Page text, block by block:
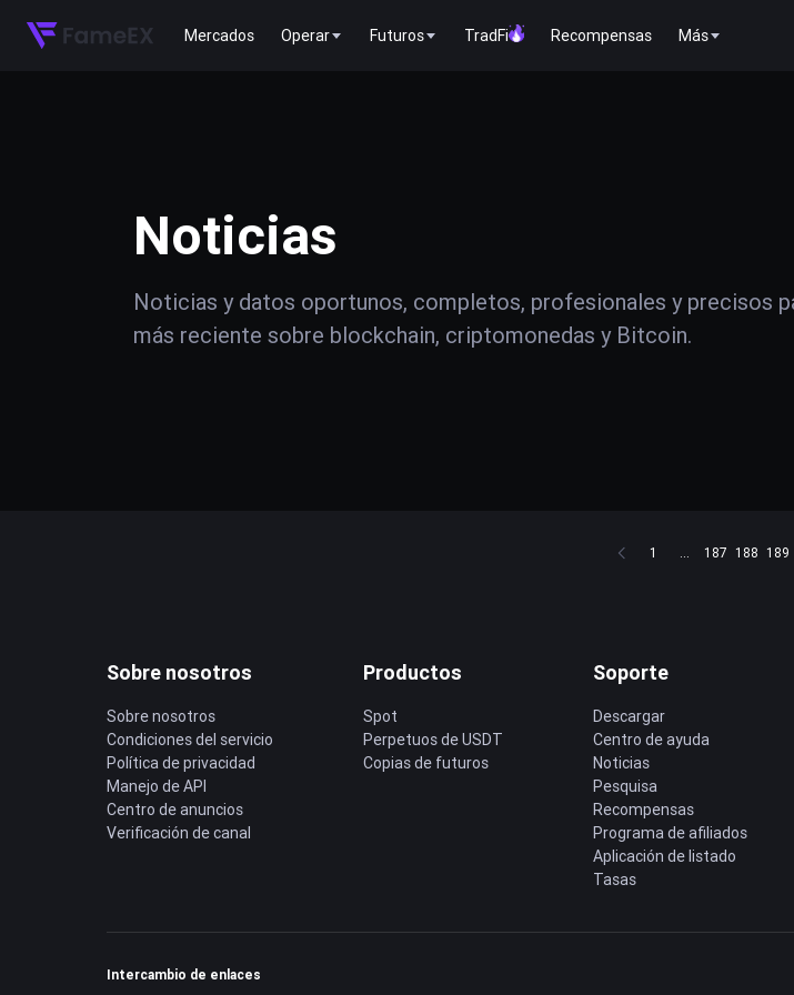
Mercados Operar Futuros TradFi Recompensas Más
Noticias
Noticias y datos oportunos, completos, profesionales y precisos
más reciente sobre blockchain, criptomonedas y Bitcoin.
1 ... 187 188 189
Sobre nosotros
Sobre nosotros
Condiciones del servicio
Política de privacidad
Manejo de API
Centro de anuncios
Verificación de canal
Productos
Spot
Perpetuos de USDT
Copias de futuros
Soporte
Descargar
Centro de ayuda
Noticias
Pesquisa
Recompensas
Programa de afiliados
Aplicación de listado
Tasas
Intercambio de enlaces